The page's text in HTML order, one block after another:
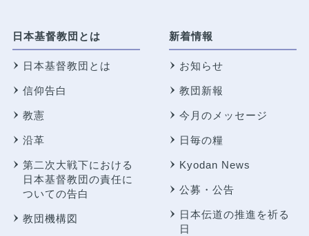
日本基督教団とは
日本基督教団とは
信仰告白
教憲
沿革
第二次大戦下における
日本基督教団の責任に
ついての告白
教団機構図
新着情報
お知らせ
教団新報
今月のメッセージ
日毎の糧
Kyodan News
公募・公告
日本伝道の推進を祈る
日